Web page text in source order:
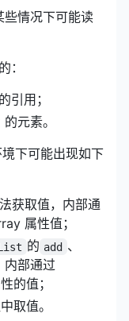
些情况下可能读
：
引用；
元素。
下可能出现如下
获取值，内部通
属性值；
的 add 、
内部通过
的值；
取值。